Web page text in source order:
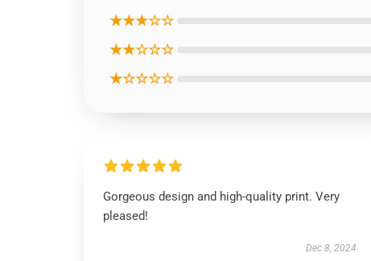
★★★☆☆
★★☆☆☆
★☆☆☆☆
Gorgeous design and high-quality print. Very
pleased!
Dec 8, 2024